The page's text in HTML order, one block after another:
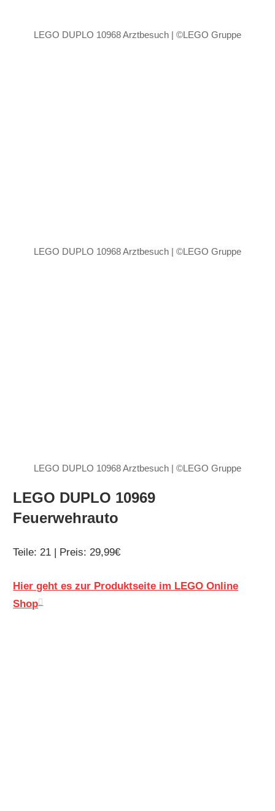
LEGO DUPLO 10968 Arztbesuch | ©LEGO Gruppe
LEGO DUPLO 10968 Arztbesuch | ©LEGO Gruppe
LEGO DUPLO 10968 Arztbesuch | ©LEGO Gruppe
LEGO DUPLO 10969
Feuerwehrauto
Teile: 21 | Preis: 29,99€
Hier geht es zur Produktseite im LEGO Online
Shop